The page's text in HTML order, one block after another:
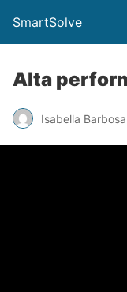
SmartSolve
Alta
Isabella Barbosa